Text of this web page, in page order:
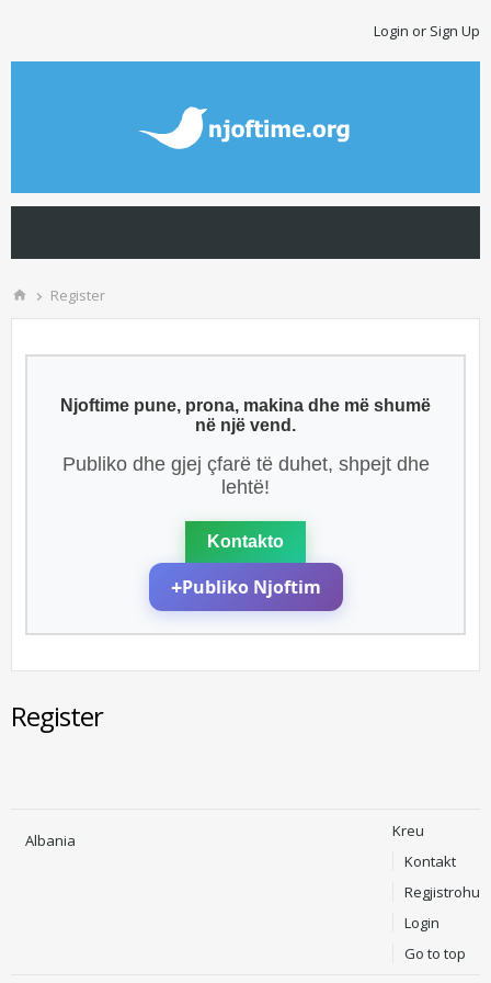
Login or Sign Up
Register
Njoftime pune, prona, makina dhe më shumë
në një vend.
Publiko dhe gjej çfarë të duhet, shpejt dhe
lehtë!
Kontakto
+Publiko Njoftim
Register
Albania
Kreu
Kontakt
Regjistrohu
Login
Go to top